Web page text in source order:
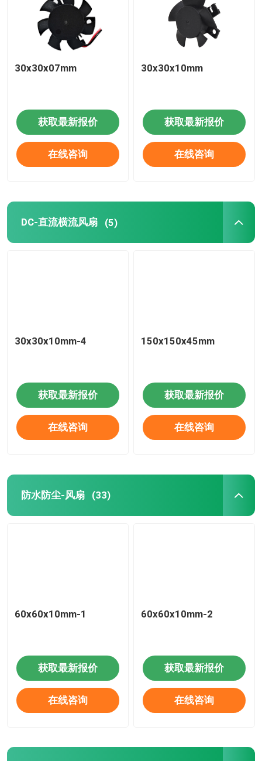
30x30x07mm
获取最新报价
在线咨询
30x30x10mm
获取最新报价
在线咨询
DC-直流横流风扇 (5)
30x30x10mm-4
获取最新报价
在线咨询
150x150x45mm
获取最新报价
在线咨询
防水防尘-风扇 (33)
60x60x10mm-1
获取最新报价
在线咨询
60x60x10mm-2
获取最新报价
在线咨询